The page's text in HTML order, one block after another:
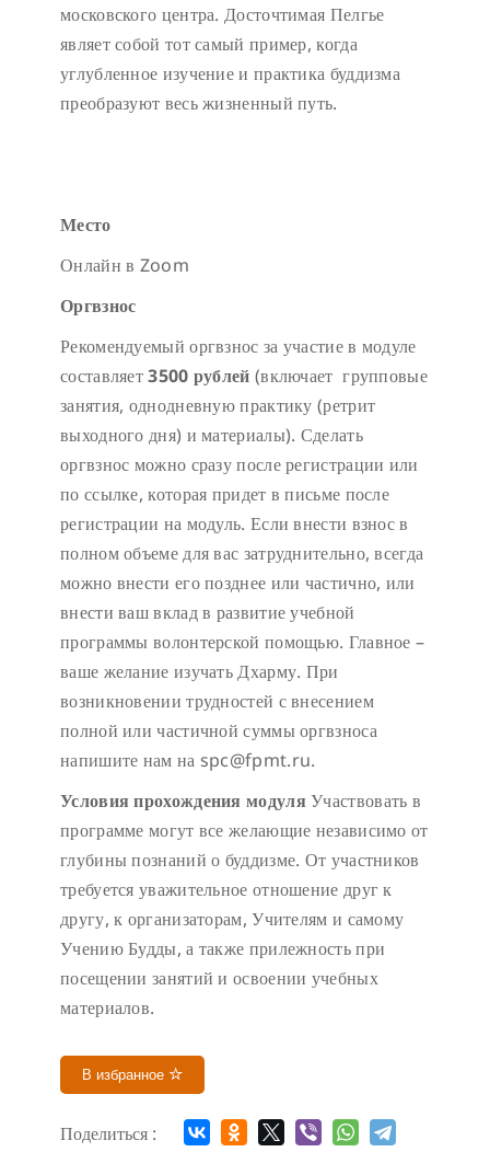
московского центра. Досточтимая Пелгье
являет собой тот самый пример, когда
углубленное изучение и практика буддизма
преобразуют весь жизненный путь.
Место
Онлайн в Zoom
Оргвзнос
Рекомендуемый оргвзнос за участие в модуле
составляет3500 рублей (включает групповые
занятия, однодневную практику (ретрит
выходного дня) и материалы). Сделать
оргвзнос можно сразу после регистрации или
по ссылке, которая придет в письме после
регистрации на модуль. Если внести взнос в
полном объеме для вас затруднительно, всегда
можно внести его позднее или частично, или
внести ваш вклад в развитие учебной
программы волонтерской помощью. Главное –
ваше желание изучать Дхарму. При
возникновении трудностей с внесением
полной или частичной суммы оргвзноса
напишите нам на spc@fpmt.ru.
Условия прохождения модуля Участвовать в
программе могут все желающие независимо от
глубины познаний о буддизме. От участников
требуется уважительное отношение друг к
другу, к организаторам, Учителям и самому
Учению Будды, а также прилежность при
посещении занятий и освоении учебных
материалов.
В избранное
Поделиться :